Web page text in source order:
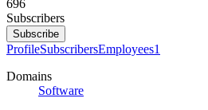
696
Subscribers
Subscribe
ProfileSubscribersEmployees1
Domains
Software